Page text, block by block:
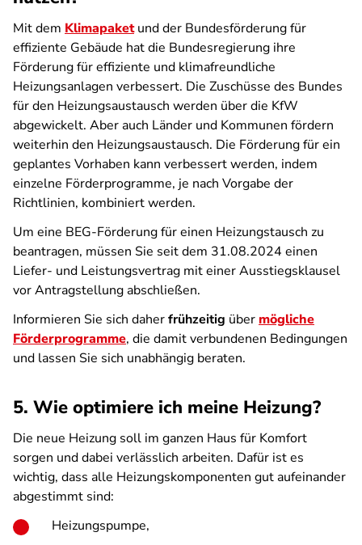
Mit dem Klimapaketund der Bundesförderung für
effiziente Gebäude hat die Bundesregierung ihre
Förderung für effiziente und klimafreundliche
Heizungsanlagen verbessert. Die Zuschüsse des Bundes
für den Heizungsaustausch werden über die KfW
abgewickelt. Aber auch Länder und Kommunen fördern
weiterhin den Heizungsaustausch. Die Förderung für ein
geplantes Vorhaben kann verbessert werden, indem
einzelne Förderprogramme, je nach Vorgabe der
Richtlinien, kombiniert werden.
Um eine BEG-Förderung für einen Heizungstausch zu
beantragen, müssen Sie seit dem 31.08.2024 einen
Liefer- und Leistungsvertrag mit einer Ausstiegsklausel
vor Antragstellung abschließen.
Informieren Sie sich daherfrühzeitig über mögliche
Förderprogramme, die damit verbundenen Bedingungen
und lassen Sie sich unabhängig beraten.
5. Wie optimiere ich meine Heizung?
Die neue Heizung soll im ganzen Haus für Komfort
sorgen und dabei verlässlich arbeiten. Dafür ist es
wichtig, dass alle Heizungskomponenten gut aufeinander
abgestimmt sind:
Heizungspumpe,